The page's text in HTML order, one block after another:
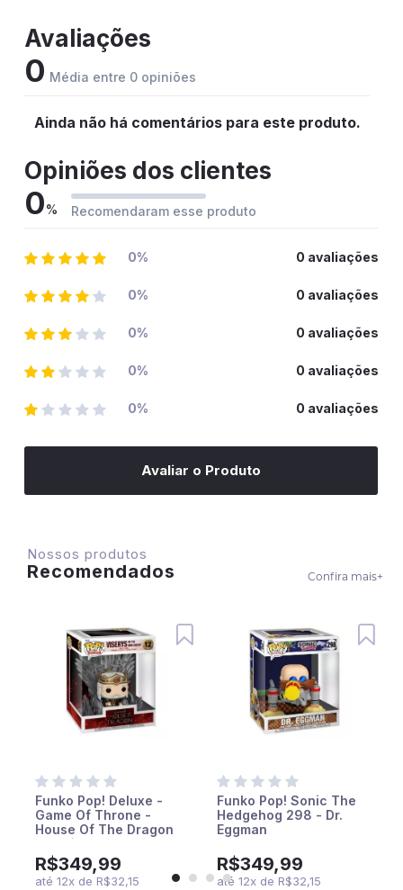
Avaliações
0 Média entre 0 opiniões
Ainda não há comentários para este produto.
Opiniões dos clientes
0% Recomendaram esse produto
0% 0 avaliações
0% 0 avaliações
0% 0 avaliações
0% 0 avaliações
0% 0 avaliações
Avaliar o Produto
Nossos produtos
Recomendados Confira mais+
Funko Pop! Deluxe -
Game Of Throne -
House Of The Dragon
12 - Viserys On The
Iron Throne
R$349,99
até 12xde R$32,15
Funko Pop! Sonic The
Hedgehog 298 - Dr.
Eggman
R$349,99
até 12xde R$32,15